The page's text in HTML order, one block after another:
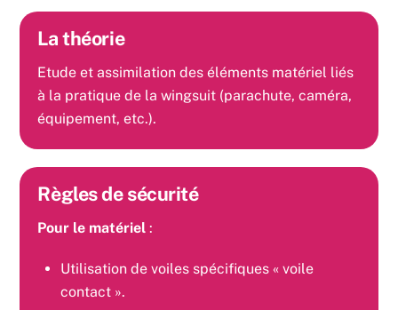
La théorie
Etude et assimilation des éléments matériel liés
à la pratique de la wingsuit (parachute, caméra,
équipement, etc.).
Règles de sécurité
Pour le matériel:
Utilisation de voiles spécifiques « voile
contact ».